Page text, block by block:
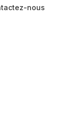
nous